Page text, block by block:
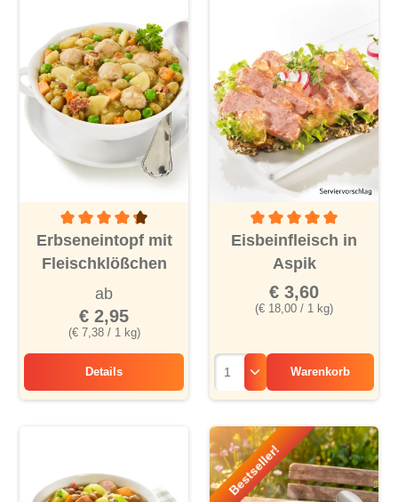
Durchschnittliche Bewertung von 4.2 von 5 Sternen
Erbseneintopf mit
Fleischklößchen
(€ 7,38 / 1 kg)
ab
€ 2,95
Details
Erbseneintopf mit Fleischklößchen
Durchschnittliche
Eisbeinfleisch in
Aspik
(€ 18,00 / 1 kg)
€ 3,60
Warenkorb
Bestseller!